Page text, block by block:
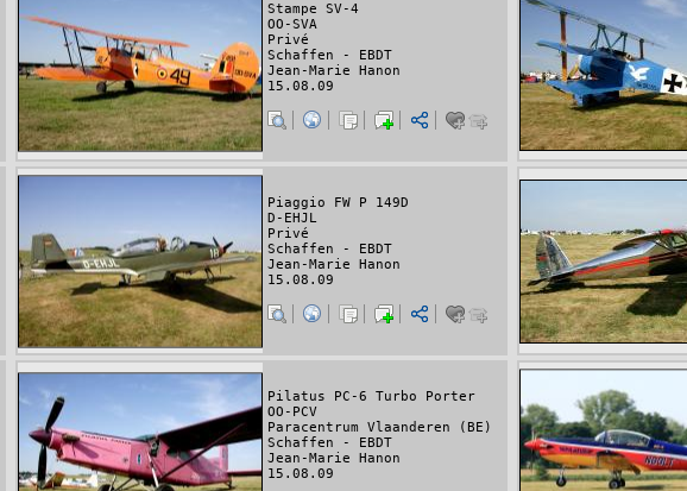
Stampe SV-4
OO-SVA
Privé
Schaffen - EBDT
Jean-Marie Hanon
15.08.09
Piaggio FW P 149D
D-EHJL
Privé
Schaffen - EBDT
Jean-Marie Hanon
15.08.09
Pilatus PC-6 Turbo Porter
OO-PCV
Paracentrum Vlaanderen (BE)
Schaffen - EBDT
Jean-Marie Hanon
15.08.09